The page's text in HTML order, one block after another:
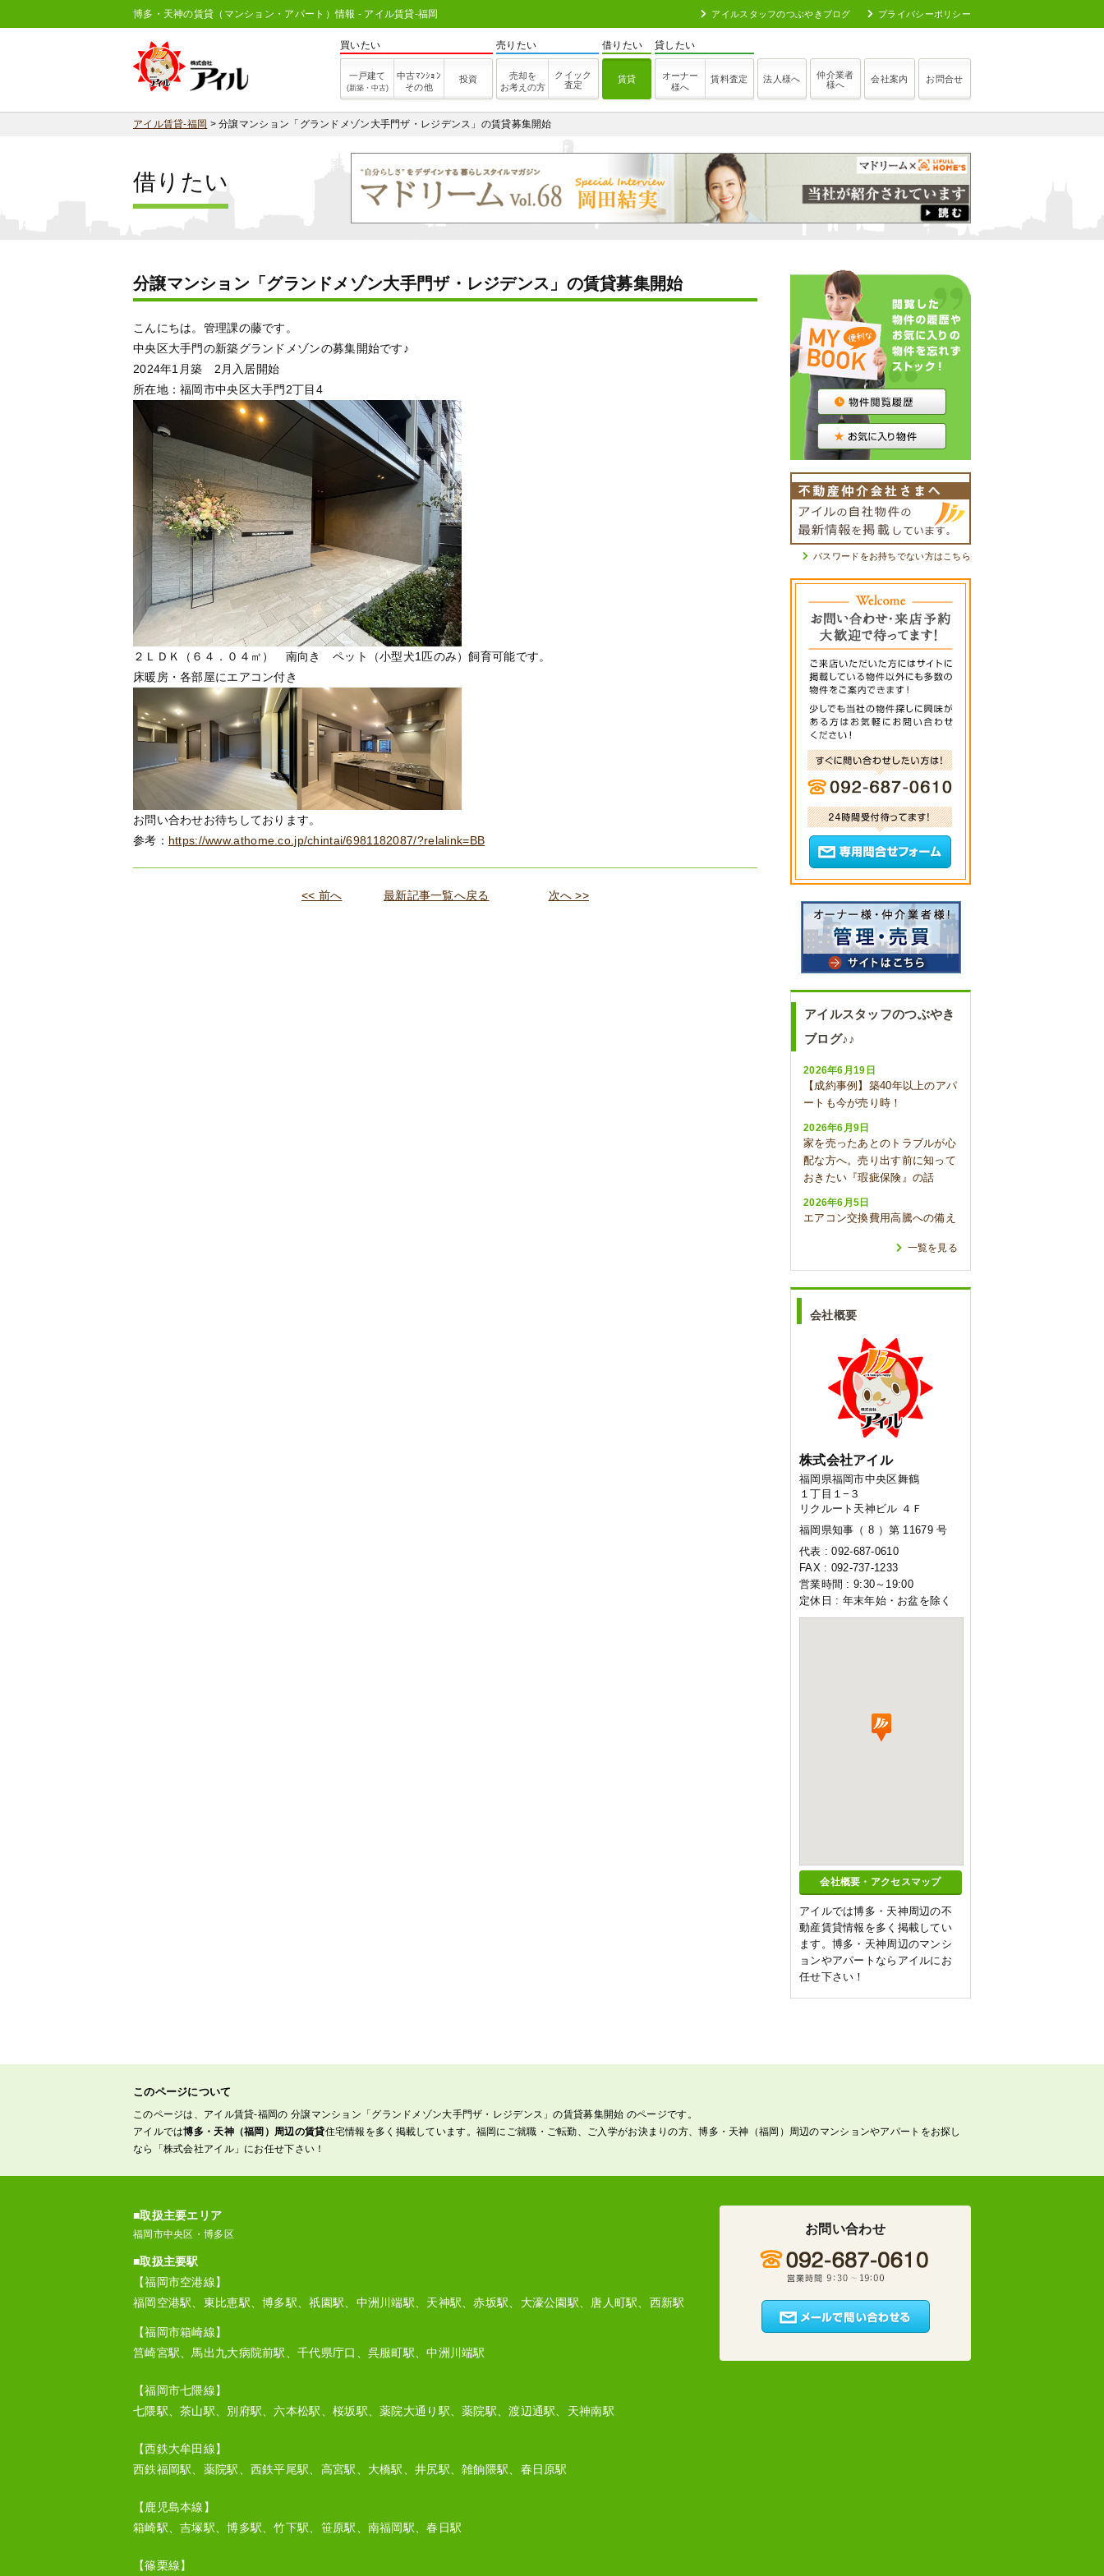
博多・天神の賃貸（マンション・アパート）情報 - アイル賃貸-福岡 アイルスタッフのつぶやきブログ プライバシーポリシー
買いたい
一戸建て
(新築・中古)
中古ﾏﾝｼｮﾝ
その他
投資
売りたい
売却を
お考えの方
クイック
査定
借りたい
賃貸
貸したい
オーナー
様へ
賃料査定 法人様へ
仲介業者
様へ
会社案内 お問合せ
アイル賃貸-福岡 >分譲マンション「グランドメゾン大手門ザ・レジデンス」の賃貸募集開始
借りたい
分譲マンション「グランドメゾン大手門ザ・レジデンス」の賃貸募集開始
こんにちは。管理課の藤です。
中央区大手門の新築グランドメゾンの募集開始です♪
2024年1月築 2月入居開始
所在地：福岡市中央区大手門2丁目4
２ＬＤＫ（６４．０４㎡） 南向き ペット（小型犬1匹のみ）飼育可能です。
床暖房・各部屋にエアコン付き
お問い合わせお待ちしております。
参考： https://www.athome.co.jp/chintai/6981182087/?relalink=BB
<< 前へ 最新記事一覧へ戻る 次へ >>
パスワードをお持ちでない方はこちら
アイルスタッフのつぶやき
ブログ♪♪
2026年6月19日
【成約事例】築40年以上のアパ
ートも今が売り時！
2026年6月9日
家を売ったあとのトラブルが心
配な方へ。売り出す前に知って
おきたい『瑕疵保険』の話
2026年6月5日
エアコン交換費用高騰への備え
一覧を見る
会社概要
株式会社アイル
福岡県福岡市中央区舞鶴
１丁目１−３
リクルート天神ビル ４Ｆ
福岡県知事（ 8 ）第 11679 号
代表 : 092-687-0610
FAX : 092-737-1233
営業時間 : 9:30～19:00
定休日 : 年末年始・お盆を除く
会社概要・アクセスマップ
アイルでは博多・天神周辺の不
動産賃貸情報を多く掲載してい
ます。博多・天神周辺のマンシ
ョンやアパートならアイルにお
任せ下さい！
このページについて
このページは、アイル賃貸-福岡の 分譲マンション「グランドメゾン大手門ザ・レジデンス」の賃貸募集開始 のページです。
アイルでは博多・天神（福岡）周辺の賃貸住宅情報を多く掲載しています。福岡にご就職・ご転勤、ご入学がお決まりの方、博多・天神（福岡）周辺のマンションやアパートをお探し
なら「株式会社アイル」にお任せ下さい！
■取扱主要エリア
福岡市中央区・博多区
■取扱主要駅
【福岡市空港線】
福岡空港駅、東比恵駅、博多駅、祇園駅、中洲川端駅、天神駅、赤坂駅、大濠公園駅、唐人町駅、西新駅
【福岡市箱崎線】
筥崎宮駅、馬出九大病院前駅、千代県庁口、呉服町駅、中洲川端駅
【福岡市七隈線】
七隈駅、茶山駅、別府駅、六本松駅、桜坂駅、薬院大通り駅、薬院駅、渡辺通駅、天神南駅
【西鉄大牟田線】
西鉄福岡駅、薬院駅、西鉄平尾駅、高宮駅、大橋駅、井尻駅、雑餉隈駅、春日原駅
【鹿児島本線】
箱崎駅、吉塚駅、博多駅、竹下駅、笹原駅、南福岡駅、春日駅
【篠栗線】
お問い合わせ